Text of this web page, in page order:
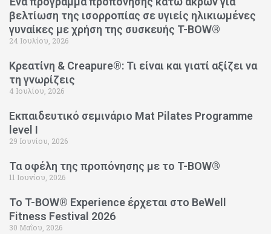
βελτίωση της ισορροπίας σε υγιείς ηλικιωμένες
γυναίκες με χρήση της συσκευής T-BOW®
24 Ιουλίου, 2026
Κρεατίνη & Creapure®: Τι είναι και γιατί αξίζει να
τη γνωρίζεις
4 Ιουλίου, 2026
Εκπαιδευτικό σεμινάριο Mat Pilates Programme
level I
29 Ιουνίου, 2026
Τα οφέλη της προπόνησης με το T-BOW®
11 Ιουνίου, 2026
Το T-BOW® Experience έρχεται στο BeWell
Fitness Festival 2026
30 Μαΐου, 2026